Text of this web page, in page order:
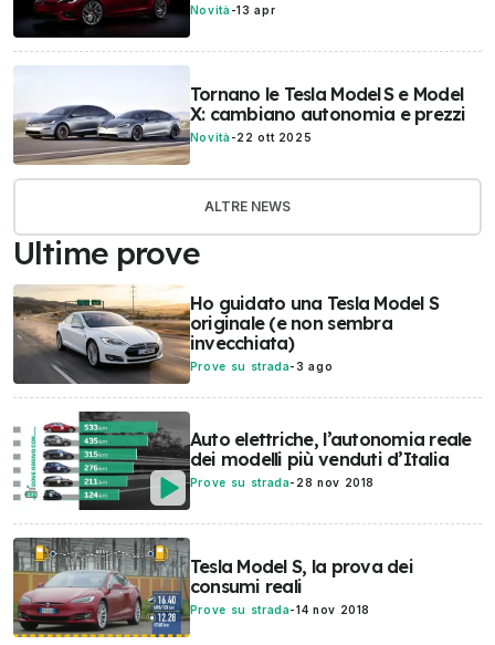
Novità -13 apr
Tornano le Tesla Model S e Model
X: cambiano autonomia e prezzi
Novità -22 ott 2025
ALTRE NEWS
Ultime prove
Ho guidato una Tesla Model S
originale (e non sembra
invecchiata)
Prove su strada-3 ago
Auto elettriche, l’autonomia reale
dei modelli più venduti d’Italia
Prove su strada- 28 nov 2018
Tesla Model S, la prova dei
consumi reali
Prove su strada-14 nov 2018